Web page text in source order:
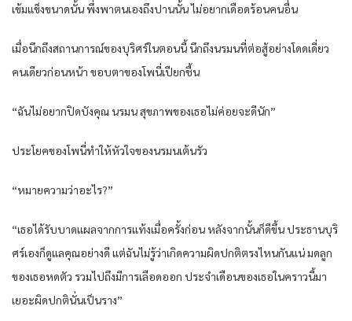
เข้มแข็งขนาดนั้น พึ่งพาตนเองถึงปานนั้น ไม่อยากเดือดร้อนคนอื่น
เมื่อนึกถึงสถานการณ์ของบุริศร์ในตอนนี้ นึกถึงนรมนที่ต่อสู้อย่างโดดเดี่ยว
คนเดียวก่อนหน้า ขอบตาของโพนี่เปียกชื้น
“ฉันไม่อยากปิดบังคุณ นรมน สุขภาพของเธอไม่ค่อยจะดีนัก”
ประโยคของโพนี่ทำให้หัวใจของนรมนเต้นรัว
“หมายความว่าอะไร?”
“เธอได้รับบาดแผลจากการแท้งเมื่อครั้งก่อน หลังจากนั้นก็ดีขึ้น ประธานบุริ
ศร์เองก็ดูแลคุณอย่างดี แต่ฉันไม่รู้ว่าเกิดความผิดปกติตรงไหนกันแน่ มดลูก
ของเธอหดตัว รวมไปถึงมีการเลือดออก ประจำเดือนของเธอในคราวนี้มา
เยอะผิดปกตินั่นเป็นราง”